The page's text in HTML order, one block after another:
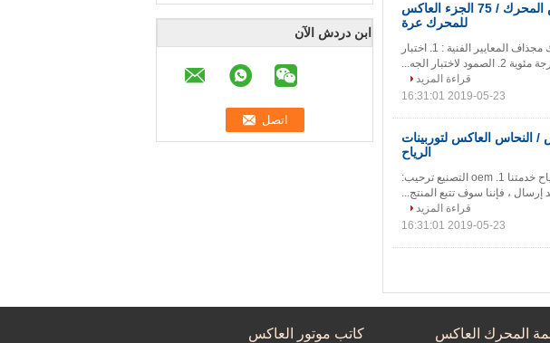
ابن دردش الآن
التوربينات الريحية القابلة للاشتعال المحرك عاكس المحرك / 75 الجزء العاكس
للمحرك عرة
75 قطاعات العاكس التوربينات الريحية المجذاف موتور العاكس مناسبة للمحرك مجذاف المعايير الفنية : 1. اختبار
قراءة المزيد
2019-05-23 16:31:01
/ النحاس العاكس لتوربينات
الرياح
81 قطاعات العاكس توربينات الرياح مجذاف موتور عاكس مناسبة لتوربينات الرياح خدمتنا 1. oem التصنيع ترحيب:
قراءة المزيد
2019-05-23 16:31:01
كاتب موتور العاكس المحرك العاكس